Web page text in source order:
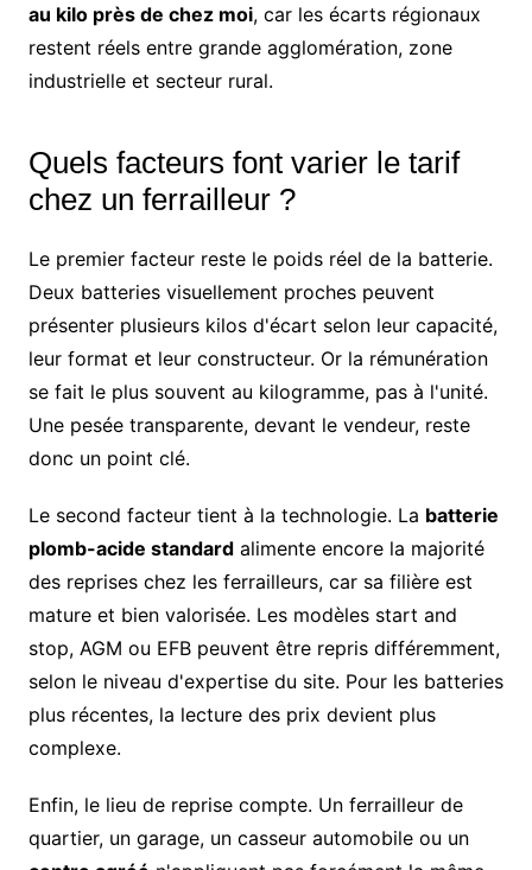
au kilo près de chez moi, car les écarts régionaux
restent réels entre grande agglomération, zone
industrielle et secteur rural.
Quels facteurs font varier le tarif
chez un ferrailleur ?
Le premier facteur reste le poids réel de la batterie.
Deux batteries visuellement proches peuvent
présenter plusieurs kilos d'écart selon leur capacité,
leur format et leur constructeur. Or la rémunération
se fait le plus souvent au kilogramme, pas à l'unité.
Une pesée transparente, devant le vendeur, reste
donc un point clé.
Le second facteur tient à la technologie. La batterie
plomb-acide standardalimente encore la majorité
des reprises chez les ferrailleurs, car sa filière est
mature et bien valorisée. Les modèles start and
stop, AGM ou EFB peuvent être repris différemment,
selon le niveau d'expertise du site. Pour les batteries
plus récentes, la lecture des prix devient plus
complexe.
Enfin, le lieu de reprise compte. Un ferrailleur de
quartier, un garage, un casseur automobile ou un